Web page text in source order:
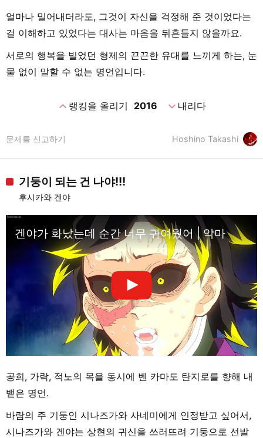
얼마나 밀어내더라도, 그것이 자신을 걱정해 준 것이었다는
걸 이해하고 있었다는 대사는 마음을 뒤흔들지 않을까요.
서로의 행복을 빌었던 형제의 끈끈한 유대를 느끼게 하는, 눈
물 없이 말할 수 없는 명언입니다.
expand_less랭킹을 올리기 2016 expand_more내리다
Hoshino Takashi
문제를 신고하기
기둥이 되는 건 나야!!!
후시카와 겐야
겐야가 화났는데 순간 너무 귀여웠어 | 악마
공희, 가락, 적노의 목을 동시에 벤 카마도 탄지로를 향해 내
뱉은 명언.
바람의 주 기둥인 시나즈가와 사네미에게 인정받고 싶어서,
시나즈가와 겐야는 상현의 귀신을 쓰러뜨려 기둥으로 선발